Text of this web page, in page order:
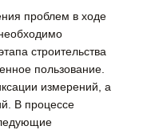
проблем в ходе
строительства
пользование.
измерений, а
В процессе